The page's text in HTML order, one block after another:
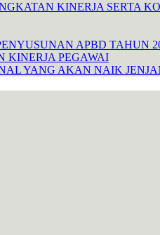
KINERJA SERTA
APBD TAHUN
KINERJA PEGAWAI
YANG AKAN NAIK